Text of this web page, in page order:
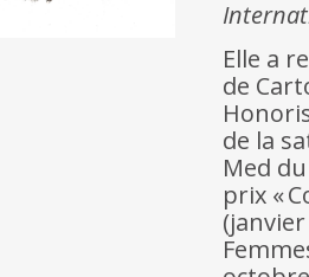
Elle a
de
de la
Med
prix «